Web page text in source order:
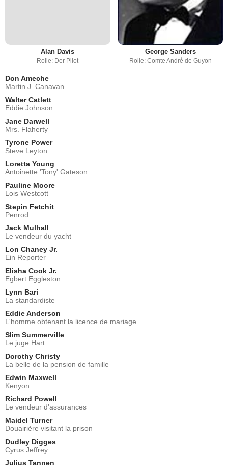
Alan Davis
Rolle: Der Pilot
George Sanders
Rolle: Comte André de Guyon
Don Ameche
Martin J. Canavan
Walter Catlett
Eddie Johnson
Jane Darwell
Mrs. Flaherty
Tyrone Power
Steve Leyton
Loretta Young
Antoinette 'Tony' Gateson
Pauline Moore
Lois Westcott
Stepin Fetchit
Penrod
Jack Mulhall
Le vendeur du yacht
Lon Chaney Jr.
Ein Reporter
Elisha Cook Jr.
Egbert Eggleston
Lynn Bari
La standardiste
Eddie Anderson
L'homme obtenant la licence de mariage
Slim Summerville
Le juge Hart
Dorothy Christy
La belle de la pension de famille
Edwin Maxwell
Kenyon
Richard Powell
Le vendeur d'assurances
Maidel Turner
Douairière visitant la prison
Dudley Digges
Cyrus Jeffrey
Julius Tannen